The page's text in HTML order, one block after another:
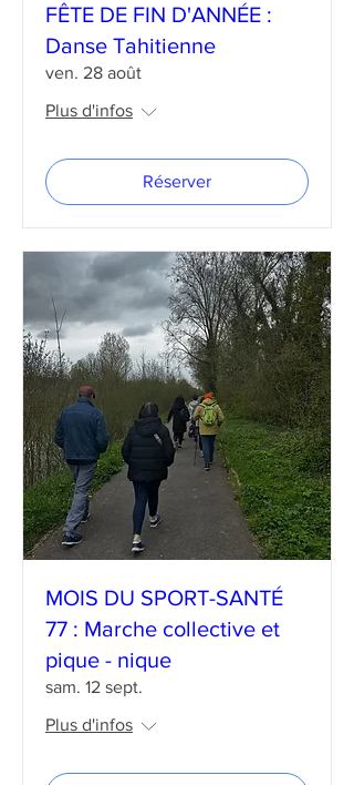
FÊTE DE FIN D'ANNÉE :
Danse Tahitienne
ven. 28 août
Plus d'infos
Réserver
MOIS DU SPORT-SANTÉ
77 : Marche collective et
pique - nique
sam. 12 sept.
Plus d'infos